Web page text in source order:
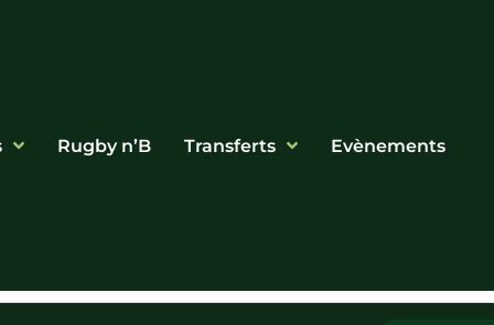
Rugby n’B Transferts Evènements